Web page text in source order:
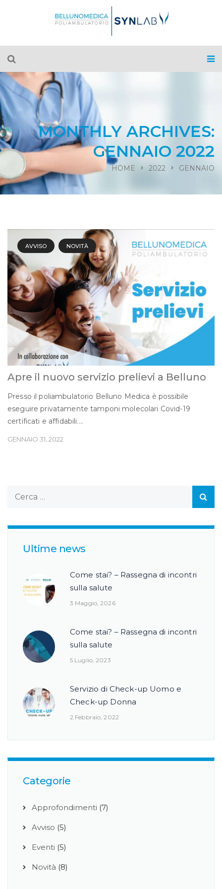
MONTHLY ARCHIVES:
GENNAIO 2022
HOME 2022 GENNAIO
AVVISO NOVITÀ
Apre il nuovo servizio prelievi a Belluno
Presso il poliambulatorio Belluno Medica è possibile
eseguire privatamente tamponi molecolari Covid-19
certificati e affidabili....
GENNAIO 31, 2022
Ultime news
Come stai? – Rassegna di incontri
sulla salute
3 Maggio, 2026
Come stai? – Rassegna di incontri
sulla salute
5 Luglio, 2023
Servizio di Check-up Uomo e
Check-up Donna
2 Febbraio, 2022
Categorie
Approfondimenti (7)
Avviso (5)
Eventi (5)
Novità (8)